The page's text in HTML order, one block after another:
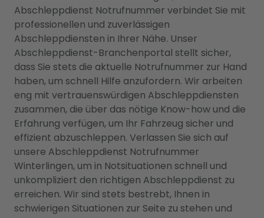
Abschleppdienst Notrufnummer verbindet Sie mit
professionellen und zuverlässigen
Abschleppdiensten in Ihrer Nähe. Unser
Abschleppdienst-Branchenportal stellt sicher,
dass Sie stets die aktuelle Notrufnummer zur Hand
haben, um schnell Hilfe anzufordern. Wir arbeiten
eng mit vertrauenswürdigen Abschleppdiensten
zusammen, die über das nötige Know-how und die
Erfahrung verfügen, um Ihr Fahrzeug sicher und
effizient abzuschleppen. Verlassen Sie sich auf
unsere Abschleppdienst Notrufnummer
Winterlingen, um in Notsituationen schnell und
unkompliziert den richtigen Abschleppdienst zu
erreichen. Wir sind stets bestrebt, Ihnen in
schwierigen Situationen zur Seite zu stehen und